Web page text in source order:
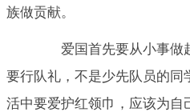
族做贡献。
爱国首先要从小事做
要行队礼，不是少先队员的同
活中要爱护红领巾，应该为自